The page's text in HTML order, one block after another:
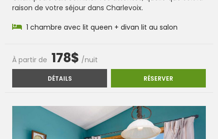
raison de votre séjour dans Charlevoix.
1 chambre avec lit queen + divan lit au salon
À partir de 178$ /nuit
DÉTAILSCHALET LE CHAMPÊTRE RÉSERVERCHALET LE